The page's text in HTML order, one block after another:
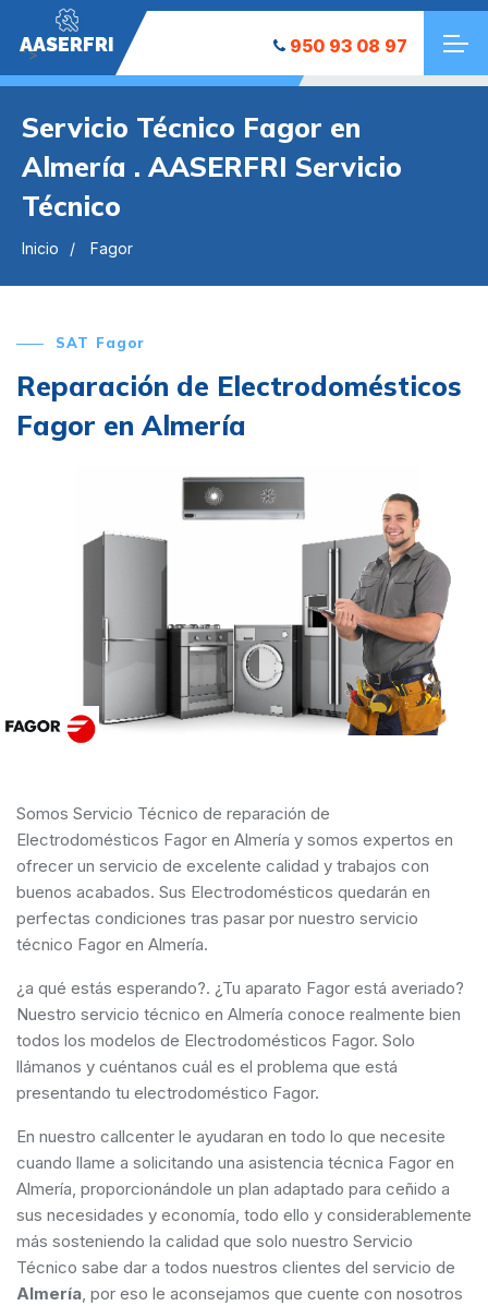
AASERFRI
"> 950 93 08 97
Servicio Técnico Fagor en
Almería . AASERFRI Servicio
Técnico
Inicio Fagor
SAT Fagor
Reparación de Electrodomésticos
Fagor en Almería
Somos Servicio Técnico de reparación de
Electrodomésticos Fagor en Almería y somos expertos en
ofrecer un servicio de excelente calidad y trabajos con
buenos acabados. Sus Electrodomésticos quedarán en
perfectas condiciones tras pasar por nuestro servicio
técnico Fagor en Almería.
¿a qué estás esperando?. ¿Tu aparato Fagor está averiado?
Nuestro servicio técnico en Almería conoce realmente bien
todos los modelos de Electrodomésticos Fagor. Solo
llámanos y cuéntanos cuál es el problema que está
presentando tu electrodoméstico Fagor.
En nuestro callcenter le ayudaran en todo lo que necesite
cuando llame a solicitando una asistencia técnica Fagor en
Almería, proporcionándole un plan adaptado para ceñido a
sus necesidades y economía, todo ello y considerablemente
más sosteniendo la calidad que solo nuestro Servicio
Técnico sabe dar a todos nuestros clientes del servicio de
Almería, por eso le aconsejamos que cuente con nosotros